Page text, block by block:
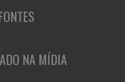
NA MÍDIA